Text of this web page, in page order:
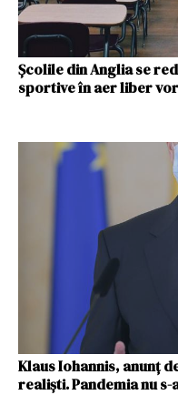
Şcolile din Anglia se
sportive în aer liber
Klaus Iohannis, anunţ
realişti. Pandemia nu